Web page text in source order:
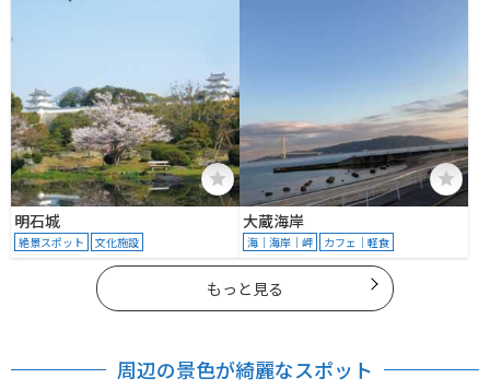
明石城
絶景スポット 文化施設
大蔵海岸
海｜海岸｜岬 カフェ｜軽食
もっと見る
周辺の景色が綺麗なスポット